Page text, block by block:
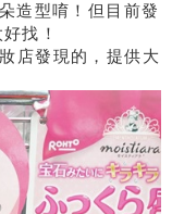
造型唷！但目前發
找！
店發現的，提供大